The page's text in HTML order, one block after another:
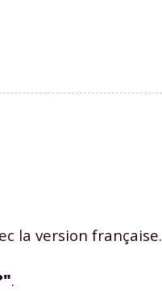
la version française.
.